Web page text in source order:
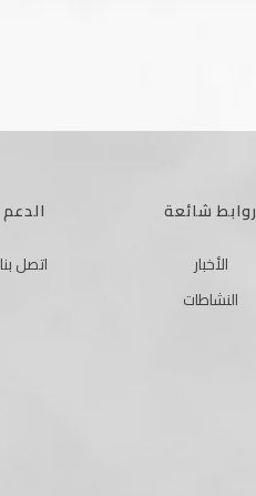
روابط شائعة
الأخبار
النشاطات
الدعم
اتصل بنا